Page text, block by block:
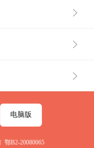
电脑版
B2-20080065